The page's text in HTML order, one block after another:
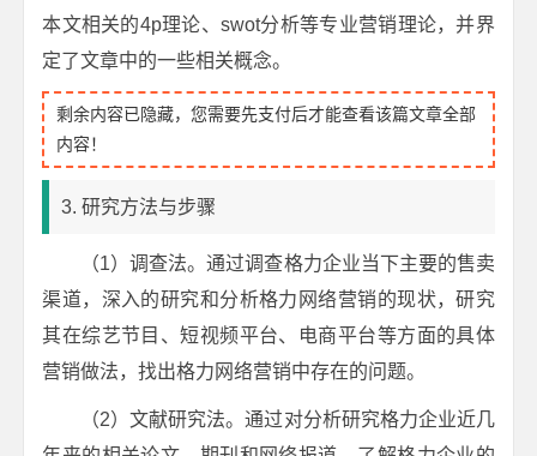
本文相关的4p理论、swot分析等专业营销理论，并界
定了文章中的一些相关概念。
剩余内容已隐藏，您需要先支付后才能查看该篇文章全部
内容！
3. 研究方法与步骤
（1）调查法。通过调查格力企业当下主要的售卖
渠道，深入的研究和分析格力网络营销的现状，研究
其在综艺节目、短视频平台、电商平台等方面的具体
营销做法，找出格力网络营销中存在的问题。
（2）文献研究法。通过对分析研究格力企业近几